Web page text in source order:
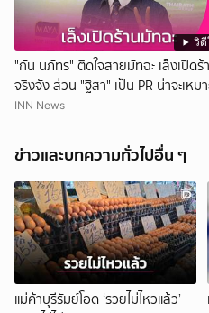
วิดี
"กัน นภัทร" ติดใจสายมัทฉะ เล็งเปิดร้
จริงจัง ส่วน "ฐิสา" เป็น PR น่าจะเหมา
กว่า
INN News
ข่าวและบทความทั่วไปอื่น ๆ
แม่ค้าบุรีรัมย์โอด ‘รวยไม่ไหวแล้ว’